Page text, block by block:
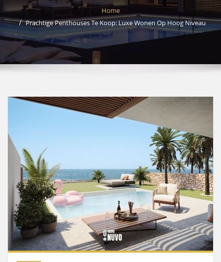
Home
Prachtige Penthouses Te Koop: Luxe Wonen Op Hoog Niveau